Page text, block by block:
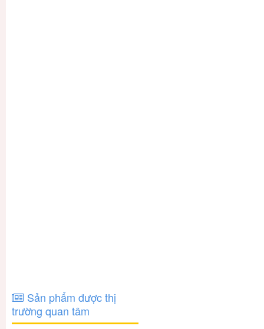
Sản phẩm được thị
trường quan tâm